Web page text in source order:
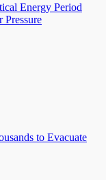
Energy Period
Pressure
to Evacuate